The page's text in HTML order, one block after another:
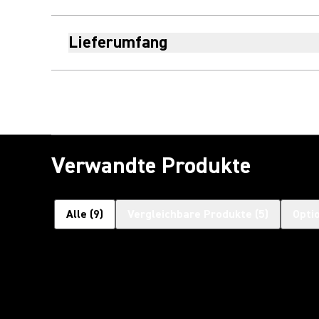
Lieferumfang
Verwandte Produkte
Alle (9)